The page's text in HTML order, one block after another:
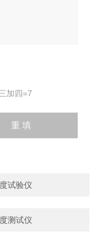
加四=7
试验仪
测试仪